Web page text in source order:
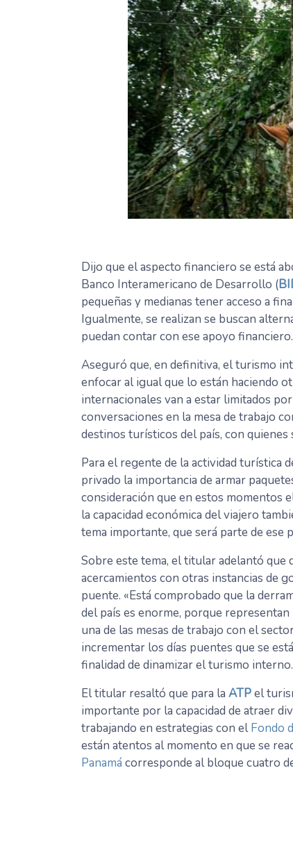
Dijo que el aspecto financiero se está
Banco Interamericano de Desarrollo (
pequeñas y medianas tener acceso a
Igualmente, se realizan se buscan
puedan contar con ese apoyo financiero.
Aseguró que, en definitiva, el turismo
enfocar al igual que lo están haciendo
internacionales van a estar limitados
conversaciones en la mesa de trabajo
destinos turísticos del país, con quienes
Para el regente de la actividad turística
privado la importancia de armar
consideración que en estos momentos
la capacidad económica del viajero
tema importante, que será parte de ese
Sobre este tema, el titular adelantó que
acercamientos con otras instancias de
puente. «Está comprobado que la
del país es enorme, porque
una de las mesas de trabajo con el
incrementar los días puentes que se
finalidad de dinamizar el turismo interno.
El titular resaltó que para la ATPel
importante por la capacidad de atraer
trabajando en estrategias con elFondo
están atentos al momento en que se
Panamá corresponde al bloque cuatro